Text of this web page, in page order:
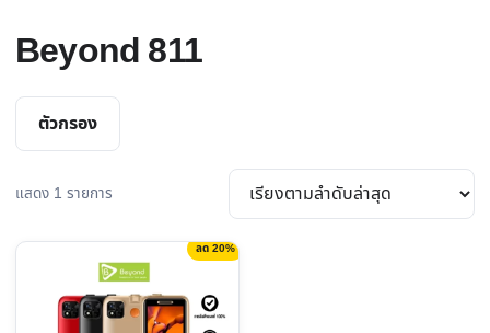
Beyond 811
ตัวกรอง
แสดง 1 รายการ
ลด 20%
product